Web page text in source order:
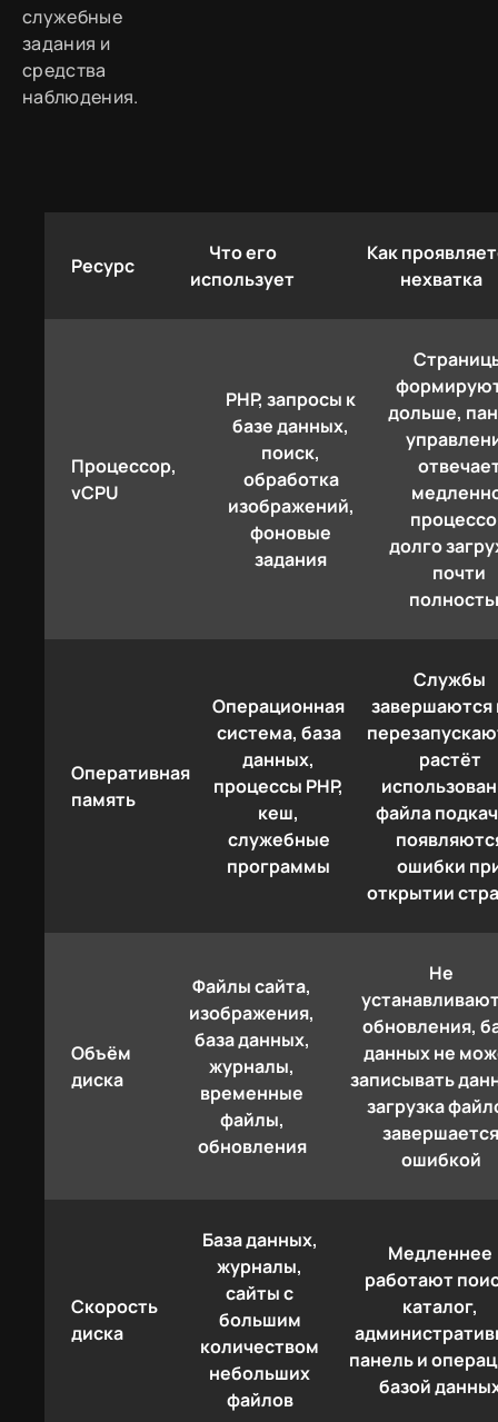
служебные
задания и
средства
наблюдения.
Ресурс
Что его
использует
Как
нехватка
Процессор,
vCPU
PHP, запросы к
базе данных,
поиск,
обработка
изображений,
фоновые
задания
дольше,
долго
почти
Оперативная
память
Операционная
система, база
данных,
процессы PHP,
кеш,
служебные
программы
Службы
завершаются
растёт
файла
ошибки
открытии
Объём
диска
Файлы сайта,
изображения,
база данных,
журналы,
временные
файлы,
обновления
Не
обновления,
данных не
записывать
загрузка
ошибкой
Скорость
диска
База данных,
журналы,
сайты с
большим
количеством
небольших
файлов
Медленнее
работают
каталог,
панель и
базой